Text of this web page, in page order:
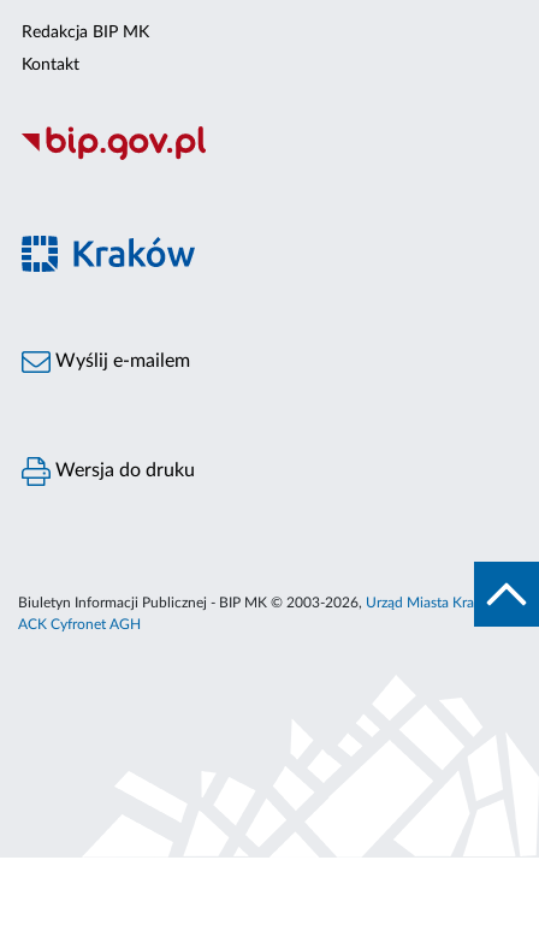
Redakcja BIP MK
Kontakt
Wyślij e-mailem
Wersja do druku
Biuletyn Informacji Publicznej - BIP MK © 2003-2026, Urząd Miasta Krakowa
ACK Cyfronet AGH